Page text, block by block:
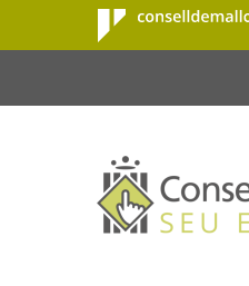
Saltar al contenido principal
Consell de
Mallorca